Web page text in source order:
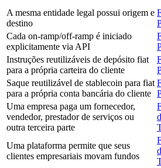
A mesma entidade legal possui origem e
destino
Cada on-ramp/off-ramp é iniciado
explicitamente via API
Instruções reutilizáveis de depósito fiat
para a própria carteira do cliente
Saque reutilizável de stablecoin para fiat
para a própria conta bancária do cliente
Uma empresa paga um fornecedor,
vendedor, prestador de serviços ou
outra terceira parte
Uma plataforma permite que seus
clientes empresariais movam fundos